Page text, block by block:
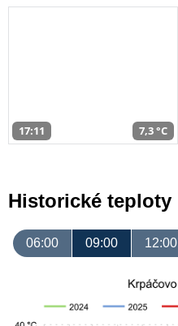
17:11 7,3 °C
Historické teploty
06:00 09:00 12:00